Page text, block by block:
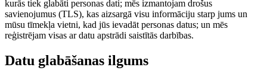
kurās tiek glabāti personas dati; mēs izmantojam drošus
savienojumus (TLS), kas aizsargā visu informāciju starp jums un
mūsu tīmekļa vietni, kad jūs ievadāt personas datus; un mēs
reģistrējam visas ar datu apstrādi saistītās darbības.
Datu glabāšanas ilgums